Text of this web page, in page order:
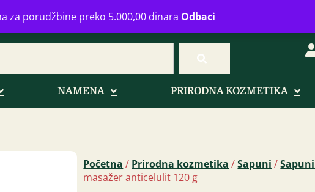
za porudžbine preko 5.000,00 dinara Odbaci
+381 (0)11 770 39 61Radno vreme: Ponedeljak -
NAMENA PRIRODNA KOZMETIKA
Početna / Prirodna kozmetika /Sapuni /
masažer anticelulit 120 g